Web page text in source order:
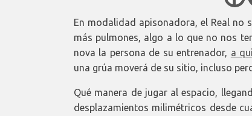
En modalidad apisonadora, el Real no
más pulmones, algo a lo que no nos
nova la persona de su entrenador, a
una grúa moverá de su sitio, incluso
Qué manera de jugar al espacio,
desplazamientos milimétricos desde